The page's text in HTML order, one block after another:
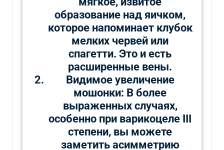
образование над яичком,
которое напоминает клубок
мелких червей или
спагетти. Это и есть
расширенные вены.
Видимое увеличение
мошонки: В более
выраженных случаях,
особенно при варикоцеле III
степени, вы можете
заметить асимметрию